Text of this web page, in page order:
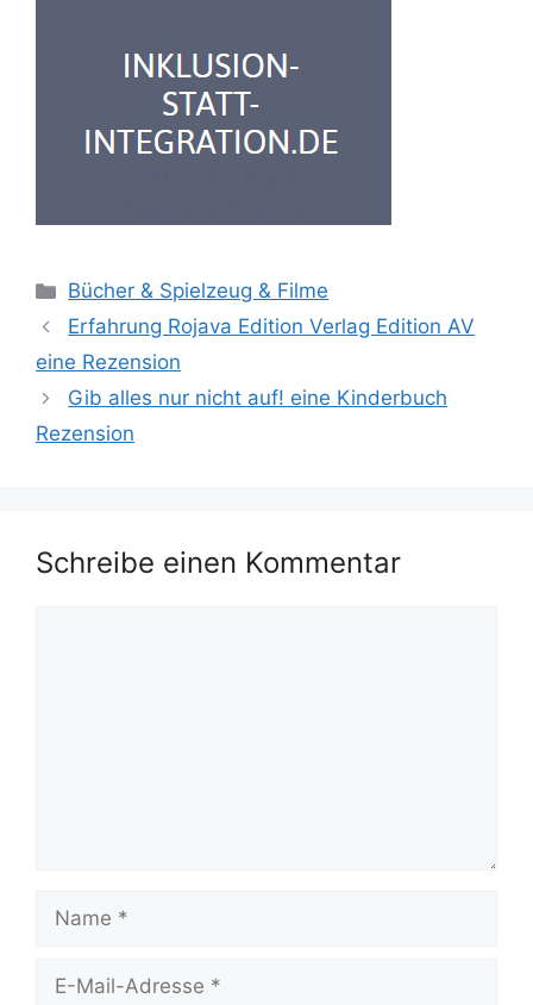
Kategorien
Bücher & Spielzeug & Filme
Erfahrung Rojava Edition Verlag Edition AV
eine Rezension
Gib alles nur nicht auf! eine Kinderbuch
Rezension
Schreibe einen Kommentar
Name